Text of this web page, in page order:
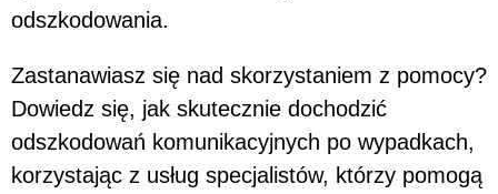
odszkodowania.
Zastanawiasz się nad skorzystaniem z pomocy?
Dowiedz się, jak skutecznie dochodzić
odszkodowań komunikacyjnych po wypadkach,
korzystając z usług specjalistów, którzy pomogą